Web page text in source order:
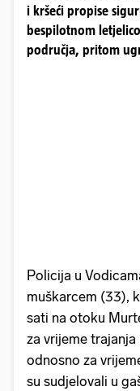
i kršeći propise
bespilotnom
područja, pritom
Policija u
muškarcem (33),
sati na otoku
za vrijeme
odnosno za
su sudjelovali u